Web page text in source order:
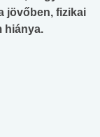
jövőben, fizikai
hiánya.